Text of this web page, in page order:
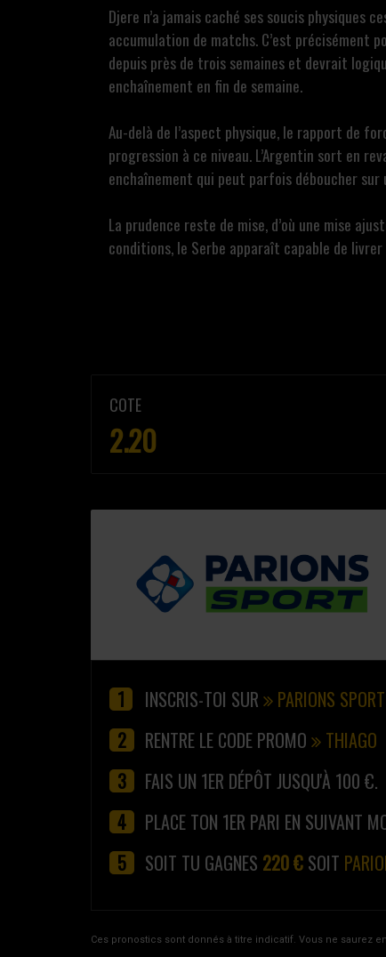
Djere n’a jamais caché ses soucis physiques
accumulation de matchs. C’est précisément
depuis près de trois semaines et devrait
enchaînement en fin de semaine.
Au-delà de l’aspect physique, le rapport de
progression à ce niveau. L’Argentin sort en
enchaînement qui peut parfois déboucher
La prudence reste de mise, d’où une mise
conditions, le Serbe apparaît capable de
COTE
2.20
INSCRIS-TOI SUR
PARIONS SPORT
RENTRE LE CODE PROMO
THIAGO
FAIS UN 1ER DÉPÔT JUSQU'À 100 €.
PLACE TON 1ER PARI EN SUIVANT
SOIT TU GAGNES 220 € SOIT
Ces pronostics sont donnés à titre indicatif. Vous ne saurez